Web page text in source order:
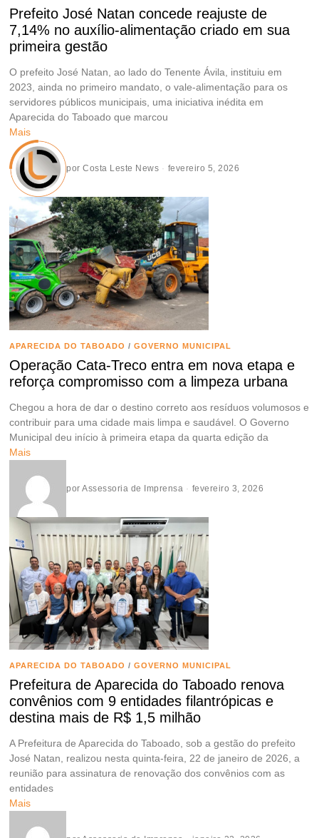
Prefeito José Natan concede reajuste de
7,14% no auxílio-alimentação criado em sua
primeira gestão
O prefeito José Natan, ao lado do Tenente Ávila, instituiu em
2023, ainda no primeiro mandato, o vale-alimentação para os
servidores públicos municipais, uma iniciativa inédita em
Aparecida do Taboado que marcou
Mais
porCosta Leste News fevereiro 5, 2026
APARECIDA DO TABOADO / GOVERNO MUNICIPAL
Operação Cata-Treco entra em nova etapa e
reforça compromisso com a limpeza urbana
Chegou a hora de dar o destino correto aos resíduos volumosos e
contribuir para uma cidade mais limpa e saudável. O Governo
Municipal deu início à primeira etapa da quarta edição da
Mais
porAssessoria de Imprensa fevereiro 3, 2026
APARECIDA DO TABOADO / GOVERNO MUNICIPAL
Prefeitura de Aparecida do Taboado renova
convênios com 9 entidades filantrópicas e
destina mais de R$ 1,5 milhão
A Prefeitura de Aparecida do Taboado, sob a gestão do prefeito
José Natan, realizou nesta quinta-feira, 22 de janeiro de 2026, a
reunião para assinatura de renovação dos convênios com as
entidades
Mais